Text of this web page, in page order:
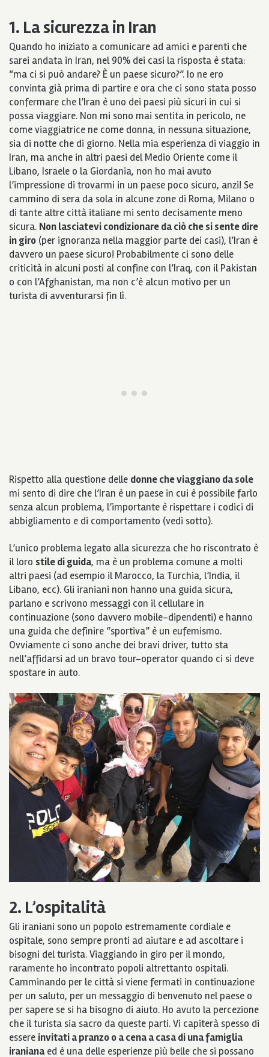
1. La sicurezza in Iran
Quando ho iniziato a comunicare ad amici e parenti che
sarei andata in Iran, nel 90% dei casi la risposta è stata:
“ma ci si può andare? È un paese sicuro?”. Io ne ero
convinta già prima di partire e ora che ci sono stata posso
confermare che l’Iran è uno dei paesi più sicuri in cui si
possa viaggiare. Non mi sono mai sentita in pericolo, ne
come viaggiatrice ne come donna, in nessuna situazione,
sia di notte che di giorno. Nella mia esperienza di viaggio in
Iran, ma anche in altri paesi del Medio Oriente come il
Libano, Israele o la Giordania, non ho mai avuto
l’impressione di trovarmi in un paese poco sicuro, anzi! Se
cammino di sera da sola in alcune zone di Roma, Milano o
di tante altre città italiane mi sento decisamente meno
sicura. Non lasciatevi condizionare da ciò che si sente dire
in giro (per ignoranza nella maggior parte dei casi), l’Iran è
davvero un paese sicuro! Probabilmente ci sono delle
criticità in alcuni posti al confine con l’Iraq, con il Pakistan
o con l’Afghanistan, ma non c’è alcun motivo per un
turista di avventurarsi fin lì.
Rispetto alla questione delle donne che viaggiano da sole
mi sento di dire che l’Iran è un paese in cui è possibile farlo
senza alcun problema, l’importante è rispettare i codici di
abbigliamento e di comportamento (vedi sotto).
L’unico problema legato alla sicurezza che ho riscontrato è
il loro stile di guida, ma è un problema comune a molti
altri paesi (ad esempio il Marocco, la Turchia, l’India, il
Libano, ecc). Gli iraniani non hanno una guida sicura,
parlano e scrivono messaggi con il cellulare in
continuazione (sono davvero mobile-dipendenti) e hanno
una guida che definire “sportiva” è un eufemismo.
Ovviamente ci sono anche dei bravi driver, tutto sta
nell’affidarsi ad un bravo tour-operator quando ci si deve
spostare in auto.
2. L’ospitalità
Gli iraniani sono un popolo estremamente cordiale e
ospitale, sono sempre pronti ad aiutare e ad ascoltare i
bisogni del turista. Viaggiando in giro per il mondo,
raramente ho incontrato popoli altrettanto ospitali.
Camminando per le città si viene fermati in continuazione
per un saluto, per un messaggio di benvenuto nel paese o
per sapere se si ha bisogno di aiuto. Ho avuto la percezione
che il turista sia sacro da queste parti. Vi capiterà spesso di
essere invitati a pranzo o a cena a casa di una famiglia
iranianaed è una delle esperienze più belle che si possano